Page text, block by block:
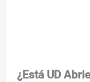
¿Está UD